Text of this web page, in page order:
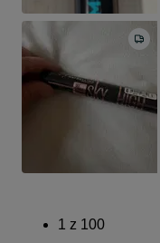
1 z 100